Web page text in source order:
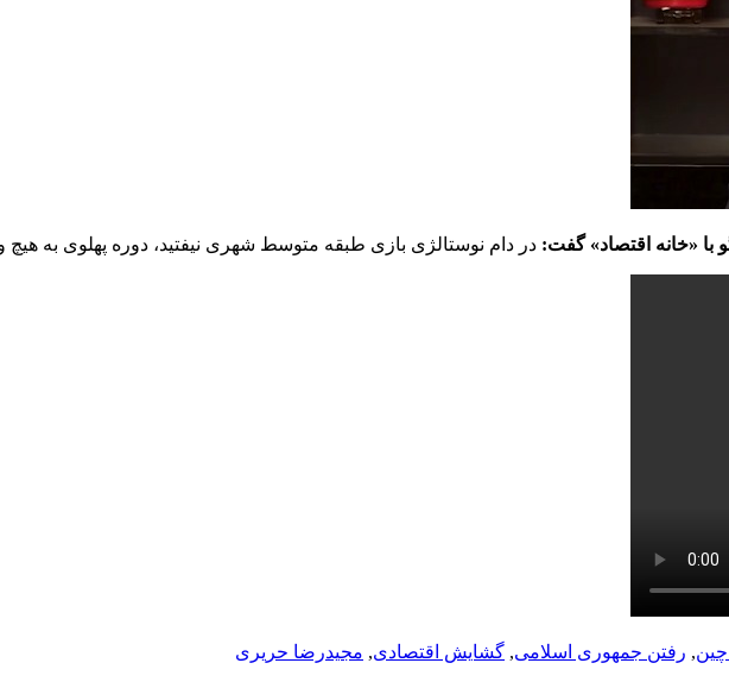
با «خانه اقتصاد» گفت: در دام نوستالژی بازی طبقه متوسط شهری نیفتید، دوره پهلوی به هیچ
چین, رفتن جمهوری اسلامی, گشایش اقتصادی, مجیدرضا حریری